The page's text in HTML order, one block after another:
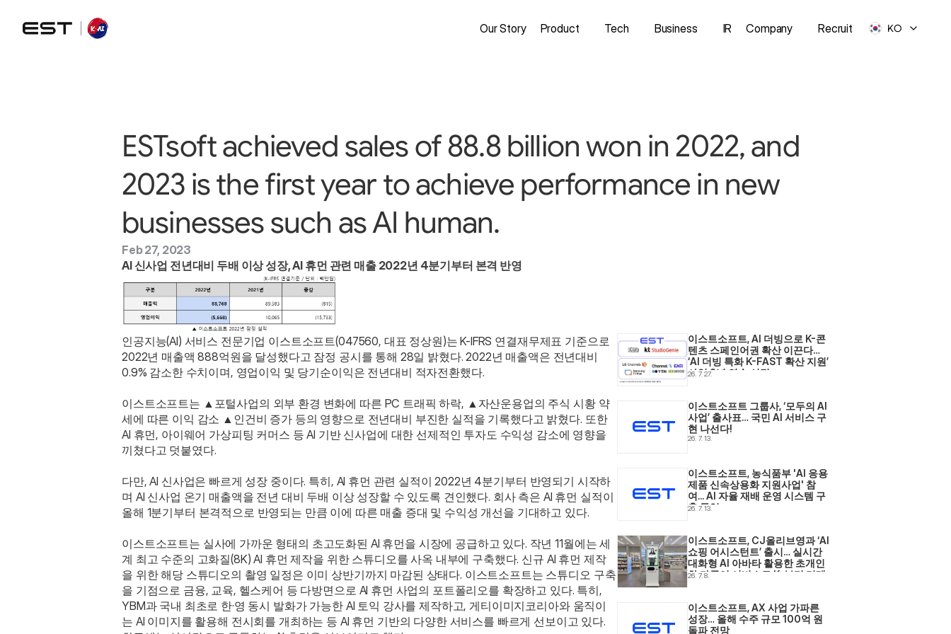
Our Story Product Tech Business IR Company Recruit KO
ESTsoft achieved sales of 88.8 billion won in 2022, and
2023 is the first year to achieve performance in new
businesses such as AI human.
Feb 27, 2023
AI 신사업 전년대비 두배 이상 성장, AI 휴먼 관련 매출 2022년 4분기부터 본격 반영
인공지능(AI) 서비스 전문기업 이스트소프트(047560, 대표 정상원)는 K-IFRS 연결재무제표 기준으로
2022년 매출액 888억원을 달성했다고 잠정 공시를 통해 28일 밝혔다. 2022년 매출액은 전년대비
0.9% 감소한 수치이며, 영업이익 및 당기순이익은 전년대비 적자전환했다.
이스트소프트는 ▲포털사업의 외부 환경 변화에 따른 PC 트래픽 하락, ▲자산운용업의 주식 시황 약
세에 따른 이익 감소 ▲인건비 증가 등의 영향으로 전년대비 부진한 실적을 기록했다고 밝혔다. 또한
AI 휴먼, 아이웨어 가상피팅 커머스 등 AI 기반 신사업에 대한 선제적인 투자도 수익성 감소에 영향을
끼쳤다고 덧붙였다.
다만, AI 신사업은 빠르게 성장 중이다. 특히, AI 휴먼 관련 실적이 2022년 4분기부터 반영되기 시작하
며 AI 신사업 온기 매출액을 전년 대비 두배 이상 성장할 수 있도록 견인했다. 회사 측은 AI 휴먼 실적이
올해 1분기부터 본격적으로 반영되는 만큼 이에 따른 매출 증대 및 수익성 개선을 기대하고 있다.
이스트소프트는 실사에 가까운 형태의 초고도화된 AI 휴먼을 시장에 공급하고 있다. 작년 11월에는 세
계 최고 수준의 고화질(8K) AI 휴먼 제작을 위한 스튜디오를 사옥 내부에 구축했다. 신규 AI 휴먼 제작
을 위한 해당 스튜디오의 촬영 일정은 이미 상반기까지 마감된 상태다. 이스트소프트는 스튜디오 구축
을 기점으로 금융, 교육, 헬스케어 등 다방면으로 AI 휴먼 사업의 포트폴리오를 확장하고 있다. 특히,
YBM과 국내 최초로 한·영 동시 발화가 가능한 AI 토익 강사를 제작하고, 게티이미지코리아와 움직이
는 AI 이미지를 활용해 전시회를 개최하는 등 AI 휴먼 기반의 다양한 서비스를 빠르게 선보이고 있다.
이스트소프트, AI 더빙으로 K-콘
텐츠 스페인어권 확산 이끈다…
‘AI 더빙 특화 K-FAST 확산 지원’
사업 2년 연속 선정
26. 7. 27.
이스트소프트 그룹사, ‘모두의 AI
사업’ 출사표… 국민 AI 서비스 구
현 나선다!
26. 7. 13.
이스트소프트, 농식품부 'AI 응용
제품 신속상용화 지원사업' 참
여... AI 자율 재배 운영 시스템 구
축 돌입
26. 7. 13.
이스트소프트, CJ올리브영과 ‘AI
쇼핑 어시스턴트’ 출시… 실시간
대화형 AI 아바타 활용한 초개인
화·다국어 서비스로 K-뷰티 리테
26. 7. 8.
이스트소프트, AX 사업 가파른
성장… 올해 수주 규모 100억 원
돌파 전망